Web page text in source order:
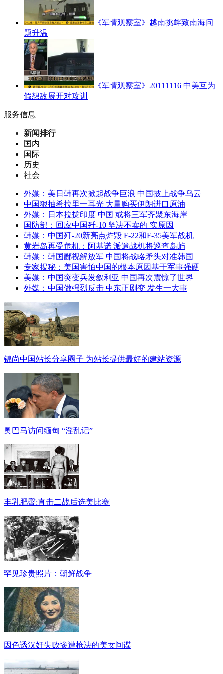
《军情观察室》越南挑衅致南海问
题升温
《军情观察室》20111116 中美互为
假想敌展开对攻训
服务信息
新闻排行
国内
国际
历史
社会
外媒：美日韩再次掀起战争巨浪 中国披上战争乌云
中国狠抽希拉里一耳光 大量购买伊朗进口原油
外媒：日本拉拢印度 中国 或将三军齐聚东海岸
国防部：回应中国歼-10 坚决不卖的 实原因
韩媒：中国歼-20新亮点炸毁 F-22和F-35美军战机
黄岩岛再受危机：阿基诺 派遣战机将巡查岛屿
韩媒：韩国鄙视解放军 中国将战略矛头对准韩国
专家揭秘：美国害怕中国的根本原因基于军事强硬
美媒：中国突变兵发叙利亚 中国再次震惊了世界
外媒：中国做强烈反击 中东正剧变 发生一大事
锦尚中国站长分享圈子 为站长提供最好的建站资源
奥巴马访问缅甸 “淫乱记”
丰乳肥臀:直击二战后选美比赛
罕见珍贵照片：朝鲜战争
因色诱汉奸失败惨遭枪决的美女间谍